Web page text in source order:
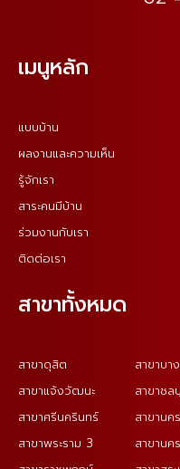
เมนูหลัก
แบบบ้าน
ผลงานและความเห็น
รู้จักเรา
สาระคนมีบ้าน
ร่วมงานกับเรา
ติดต่อเรา
สาขาทั้งหมด
สาขาดุสิต
สาขาแจ้งวัฒนะ
สาขาศรีนครินทร์
สาขาพระราม 3
สาขาบา
สาขาชล
สาขานค
สาขานค